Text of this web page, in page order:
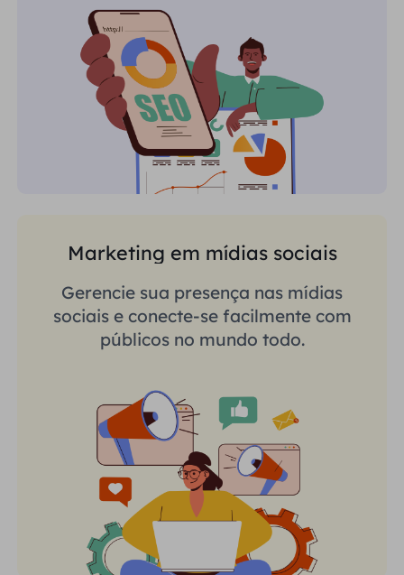
Marketing em mídias sociais
Gerencie sua presença nas mídias
sociais e conecte-se facilmente com
públicos no mundo todo.